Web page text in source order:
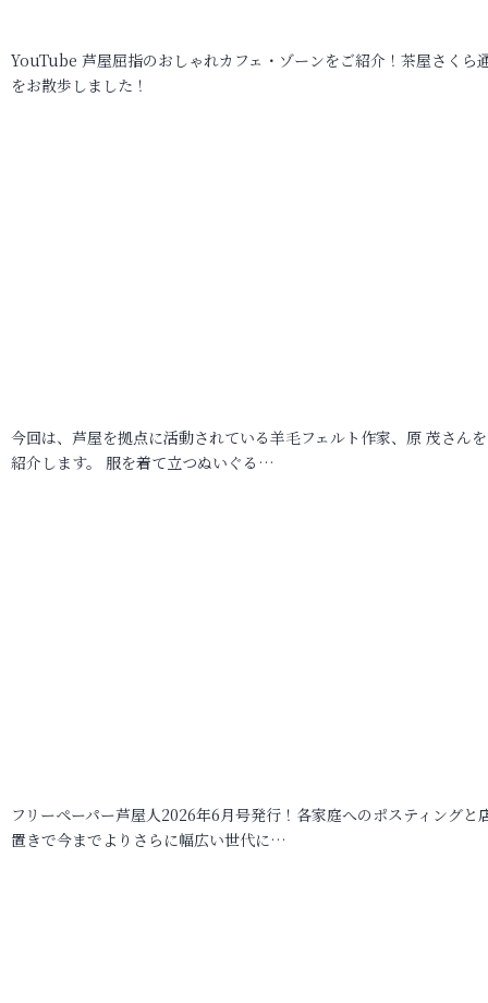
YouTube 芦屋屈指のおしゃれカフェ・ゾーンをご紹介！茶屋さくら
をお散歩しました！
今回は、芦屋を拠点に活動されている羊毛フェルト作家、原 茂さん
紹介します。 服を着て立つぬいぐる…
フリーペーパー芦屋人2026年6月号発行！各家庭へのポスティングと
置きで今までよりさらに幅広い世代に…